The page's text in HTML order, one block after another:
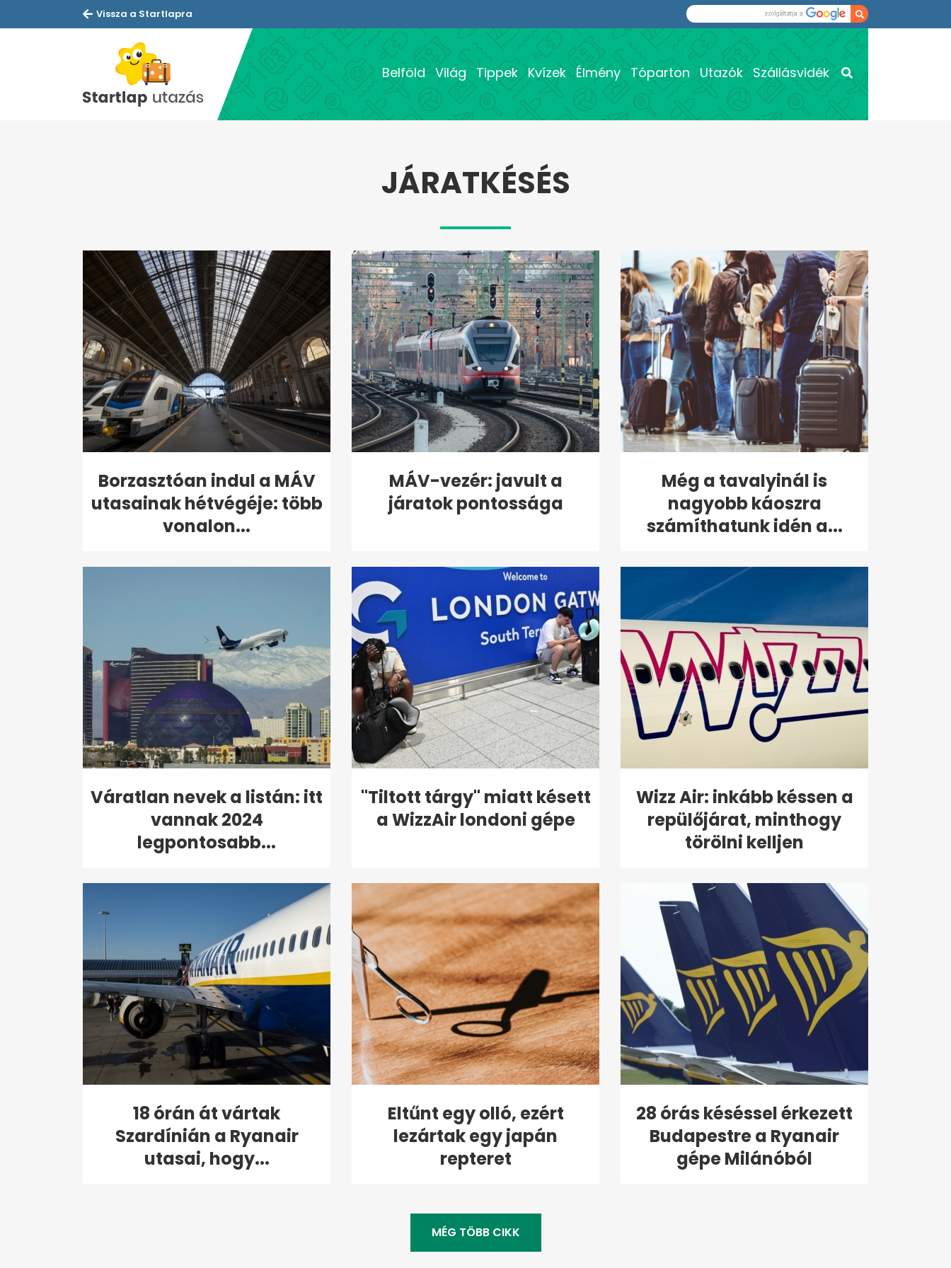
Vissza a Startlapra
Belföld Világ Tippek Kvízek Élmény Tóparton Utazók Szállásvidék
JÁRATKÉSÉS
Borzasztóan indul a MÁV
utasainak hétvégéje: több
vonalon...
MÁV-vezér: javult a
járatok pontossága
Még a tavalyinál is
nagyobb káoszra
számíthatunk idén a...
Váratlan nevek a listán: itt
vannak 2024
legpontosabb...
"Tiltott tárgy" miatt késett
a WizzAir londoni gépe
Wizz Air: inkább késsen a
repülőjárat, minthogy
törölni kelljen
18 órán át vártak
Szardínián a Ryanair
utasai, hogy...
Eltűnt egy olló, ezért
lezártak egy japán
repteret
28 órás késéssel érkezett
Budapestre a Ryanair
gépe Milánóból
MÉG TÖBB CIKK